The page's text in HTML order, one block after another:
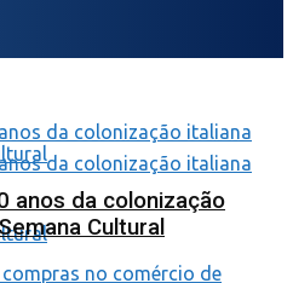
anos da colonização
Cultural